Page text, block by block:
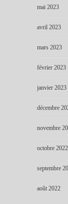
mai 2023
avril 2023
mars 2023
février 2023
janvier 2023
décembre
novembre
octobre 2022
septembre
août 2022